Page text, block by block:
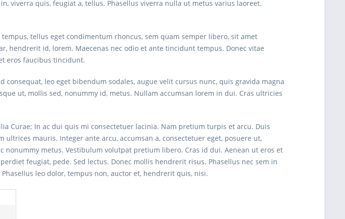
viverra quis, feugiat a, tellus. Phasellus viverra nulla ut metus varius laoreet.
tellus eget condimentum rhoncus, sem quam semper libero, sit amet
hendrerit id, lorem. Maecenas nec odio et ante tincidunt tempus. Donec vitae
eros faucibus tincidunt.
leo eget bibendum sodales, augue velit cursus nunc, quis gravida magna
ut, mollis sed, nonummy id, metus. Nullam accumsan lorem in dui. Cras ultricies
Curae; In ac dui quis mi consectetuer lacinia. Nam pretium turpis et arcu. Duis
mauris. Integer ante arcu, accumsan a, consectetuer eget, posuere ut,
metus. Vestibulum volutpat pretium libero. Cras id dui. Aenean ut eros et
feugiat, pede. Sed lectus. Donec mollis hendrerit risus. Phasellus nec sem in
leo dolor, tempus non, auctor et, hendrerit quis, nisi.